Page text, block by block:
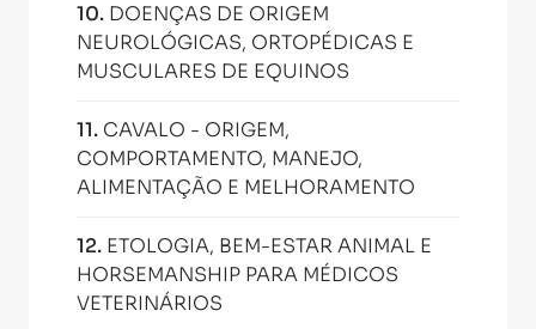
10. DOENÇAS DE ORIGEM
NEUROLÓGICAS, ORTOPÉDICAS E
MUSCULARES DE EQUINOS
11. CAVALO - ORIGEM,
COMPORTAMENTO, MANEJO,
ALIMENTAÇÃO E MELHORAMENTO
12. ETOLOGIA, BEM-ESTAR ANIMAL E
HORSEMANSHIP PARA MÉDICOS
VETERINÁRIOS